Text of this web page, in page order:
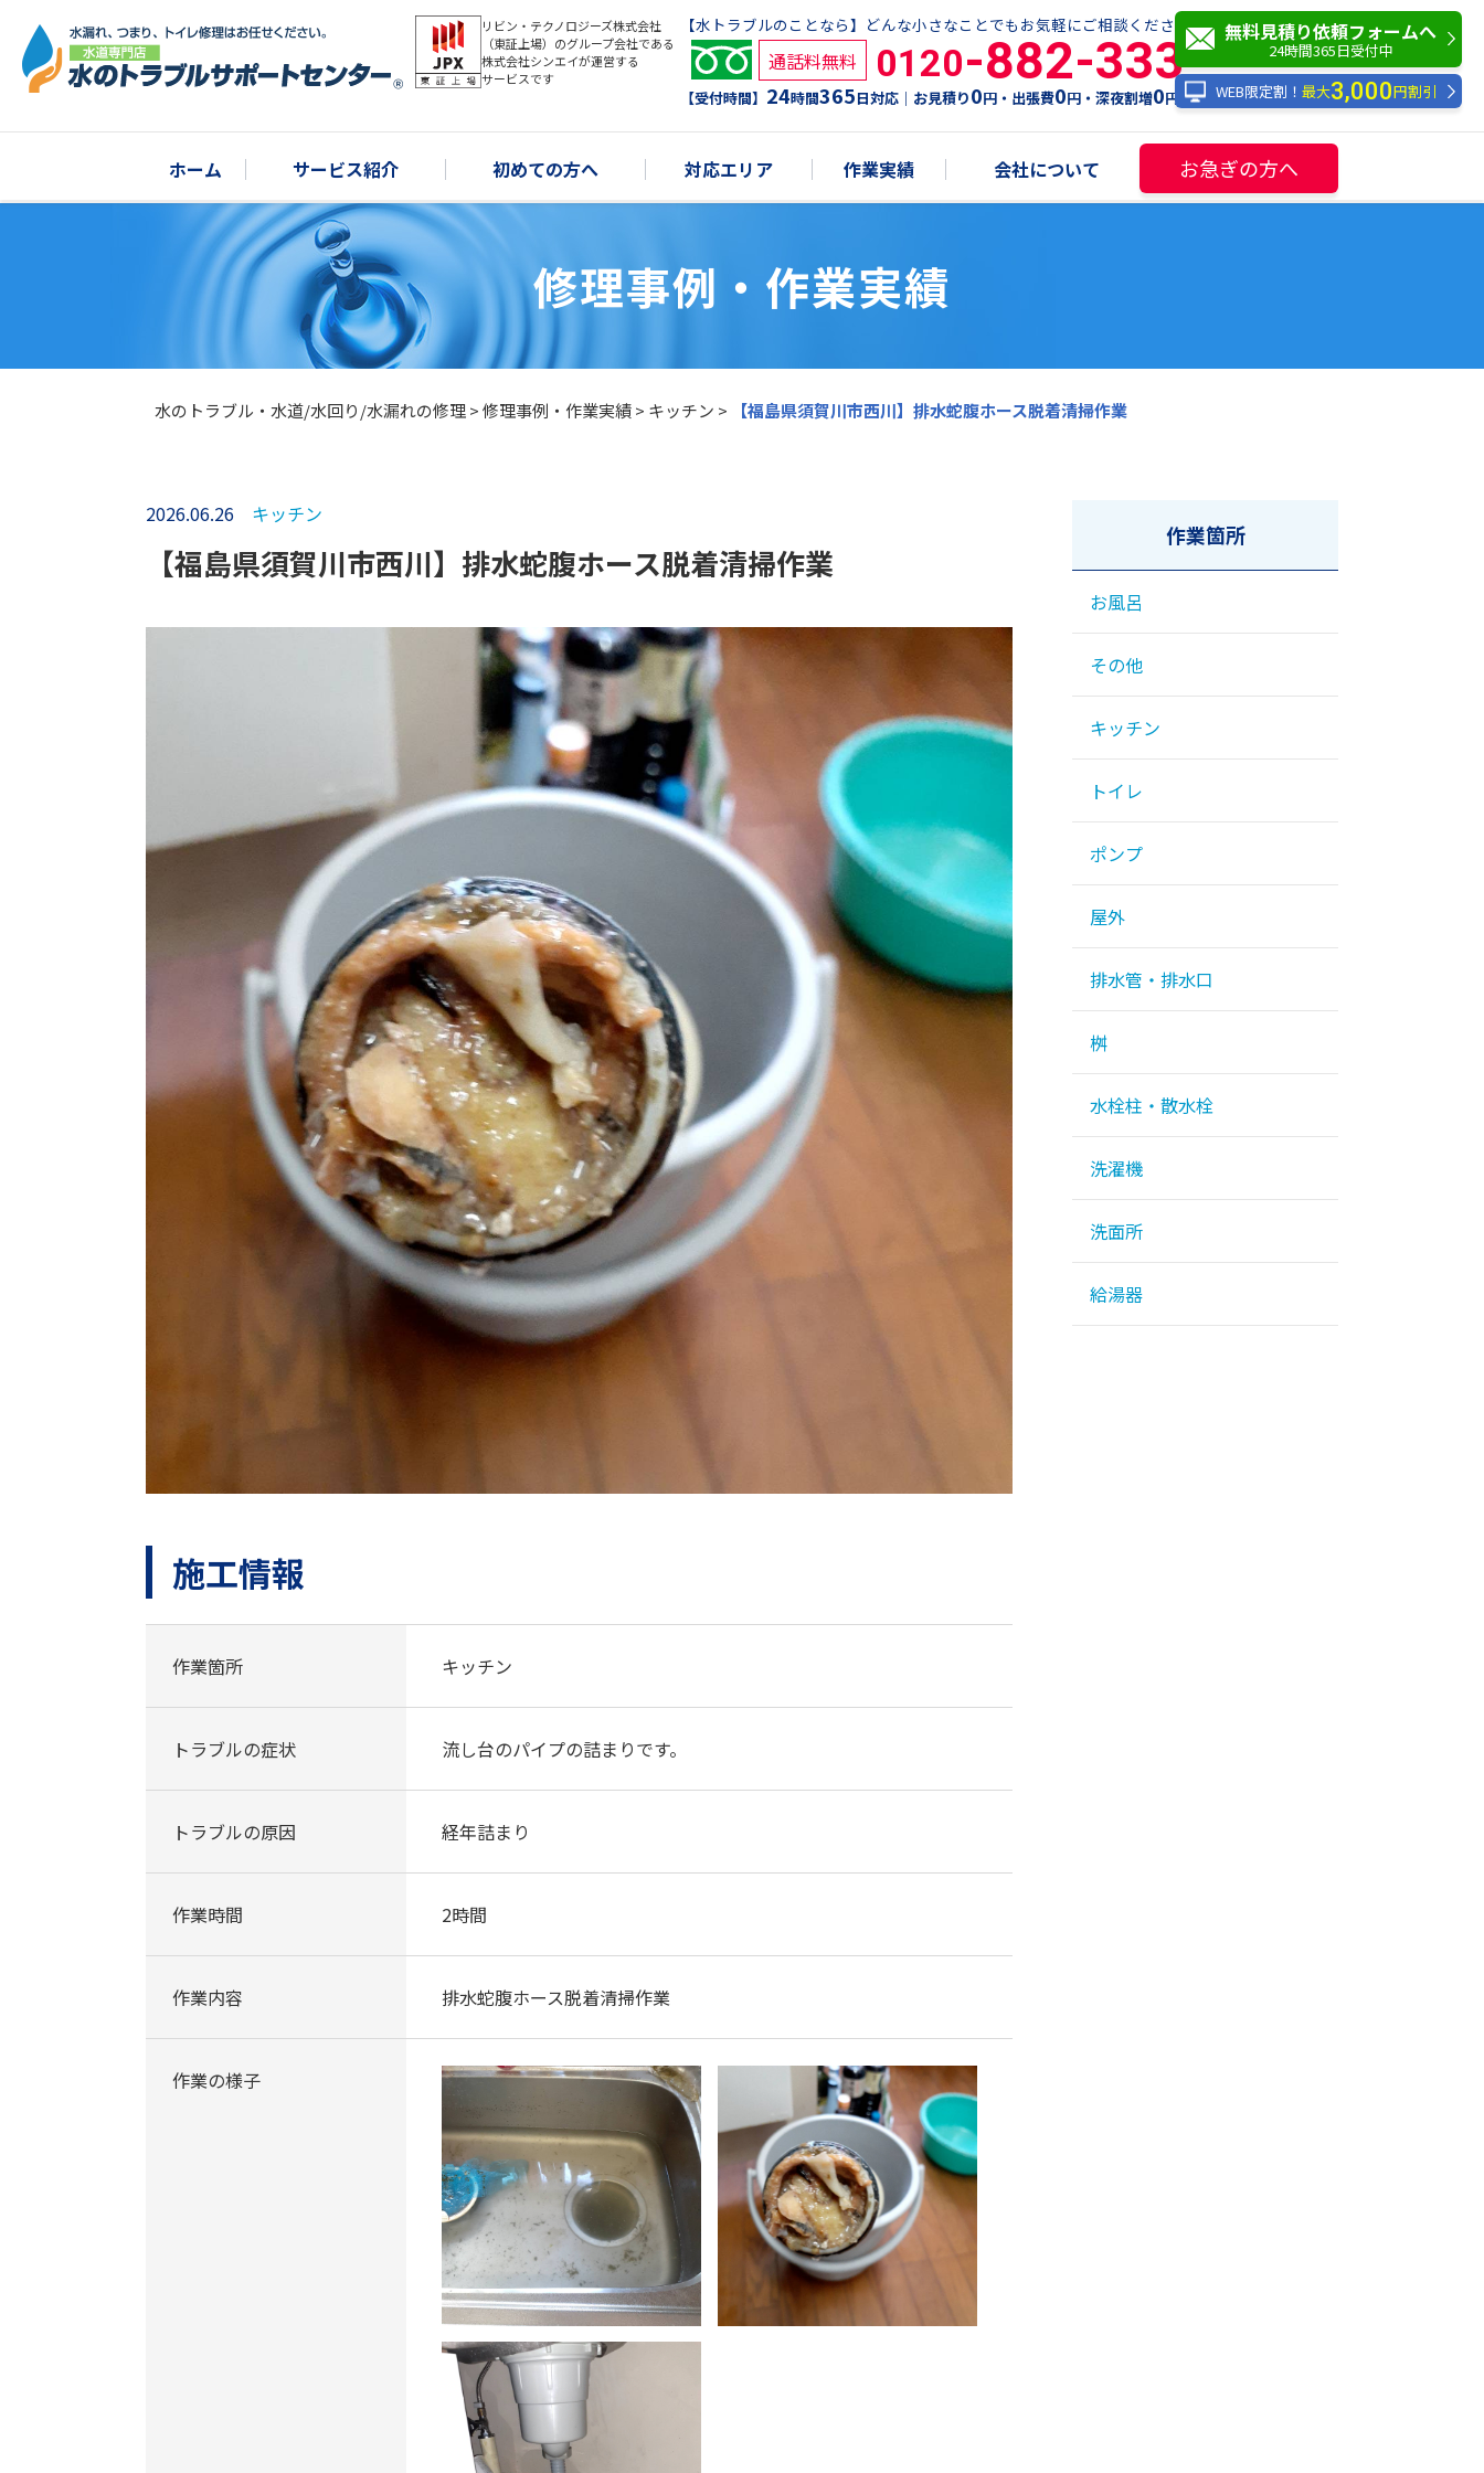
リビン・テクノロジーズ株式会社
（東証上場）のグループ会社である
株式会社シンエイが運営する
サービスです
【水トラブルのことなら】どんな小さなことでもお気軽にご相談ください！
通話料無料 0120-882-333
【受付時間】 24時間365日対応｜お見積り0円・出張費0円・深夜割増0円
無料見積り依頼フォームへ
24時間365日受付中
WEB限定割！ 最大3,000円割引
ホーム サービス紹介 初めての方へ 対応エリア 作業実績 会社について お急ぎの方へ
修理事例・作業実績
水のトラブル・水道/水回り/水漏れの修理>修理事例・作業実績> キッチン > 【福島県須賀川市西川】排水蛇腹ホース脱着清掃作業
2026.06.26 キッチン
【福島県須賀川市西川】排水蛇腹ホース脱着清掃作業
施工情報
作業箇所 キッチン
トラブルの症状 流し台のパイプの詰まりです。
トラブルの原因 経年詰まり
作業時間 2時間
作業内容 排水蛇腹ホース脱着清掃作業
作業の様子
作業箇所
お風呂
その他
キッチン
トイレ
ポンプ
屋外
排水管・排水口
桝
水栓柱・散水栓
洗濯機
洗面所
給湯器